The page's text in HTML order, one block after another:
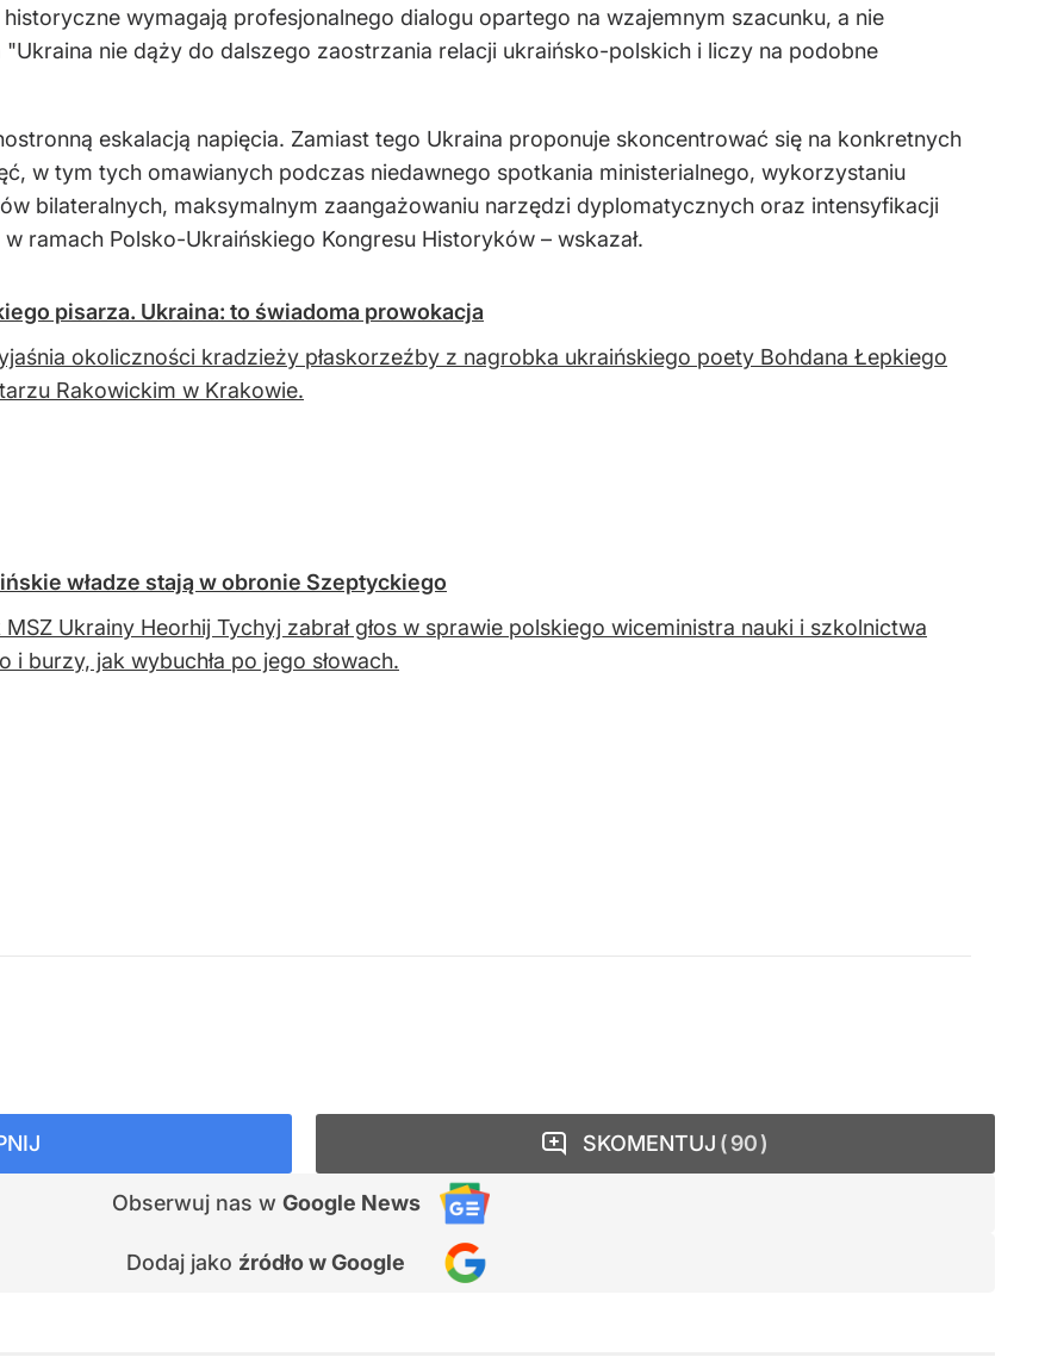
wymagają profesjonalnego dialogu opartego na wzajemnym szacunku, a nie
nie dąży do dalszego zaostrzania relacji ukraińsko-polskich i liczy na podobne
eskalacją napięcia. Zamiast tego Ukraina proponuje skoncentrować się na konkretnych
w tym tych omawianych podczas niedawnego spotkania ministerialnego, wykorzystaniu
bilateralnych, maksymalnym zaangażowaniu narzędzi dyplomatycznych oraz intensyfikacji
ramach Polsko-Ukraińskiego Kongresu Historyków – wskazał.
pisarza. Ukraina: to świadoma prowokacja
okoliczności kradzieży płaskorzeźby z nagrobka ukraińskiego poety Bohdana Łepkiego
Rakowickim w Krakowie.
władze stają w obronie Szeptyckiego
MSZ Ukrainy Heorhij Tychyj zabrał głos w sprawie polskiego wiceministra nauki i szkolnictwa
i burzy, jak wybuchła po jego słowach.
Obserwuj nas w Google News
Dodaj jako źródło w Google
SKOMENTUJ 90